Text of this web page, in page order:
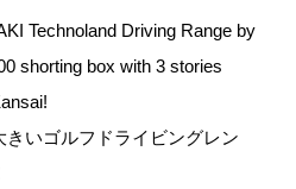
Technoland Driving Range by
shorting box with 3 stories
いゴルフドライビングレン